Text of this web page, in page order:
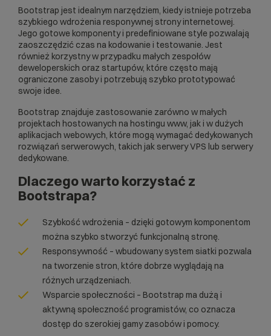
Bootstrap jest idealnym narzędziem, kiedy istnieje potrzeba
szybkiego wdrożenia responywnej strony internetowej.
Jego gotowe komponenty i predefiniowane style pozwalają
zaoszczędzić czas na kodowanie i testowanie. Jest
również korzystny w przypadku małych zespołów
deweloperskich oraz startupów, które często mają
ograniczone zasoby i potrzebują szybko prototypować
swoje idee.
Bootstrap znajduje zastosowanie zarówno w małych
projektach hostowanych na hostingu www, jak i w dużych
aplikacjach webowych, które mogą wymagać dedykowanych
rozwiązań serwerowych, takich jakserwery VPS lub serwery
dedykowane.
Dlaczego warto korzystać z
Bootstrapa?
Szybkość wdrożenia – dzięki gotowym komponentom
można szybko stworzyć funkcjonalną stronę.
Responsywność – wbudowany system siatki pozwala
na tworzenie stron, które dobrze wyglądają na
różnych urządzeniach.
Wsparcie społeczności – Bootstrap ma dużą i
aktywną społeczność programistów, co oznacza
dostęp do szerokiej gamy zasobów i pomocy.